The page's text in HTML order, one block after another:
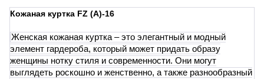
Кожаная куртка FZ (A)-16
Женская кожаная куртка – это элегантный и модный
элемент гардероба, который может придать образу
женщины нотку стиля и современности. Они могут
выглядеть роскошно и женственно, а также разнообразный